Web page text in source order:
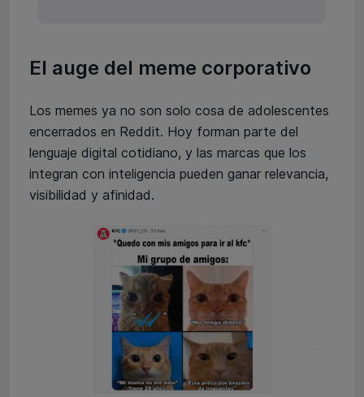
El auge del meme corporativo
Los memes ya no son solo cosa de adolescentes
encerrados en Reddit. Hoy forman parte del
lenguaje digital cotidiano, y las marcas que los
integran con inteligencia pueden ganar relevancia,
visibilidad y afinidad.